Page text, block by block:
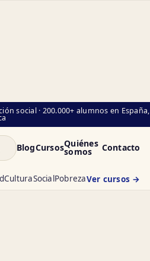
social · 200.000+ alumnos en España,
BlogCursosQuiénes
somos Contacto
CulturaSocialPobrezaVer cursos →